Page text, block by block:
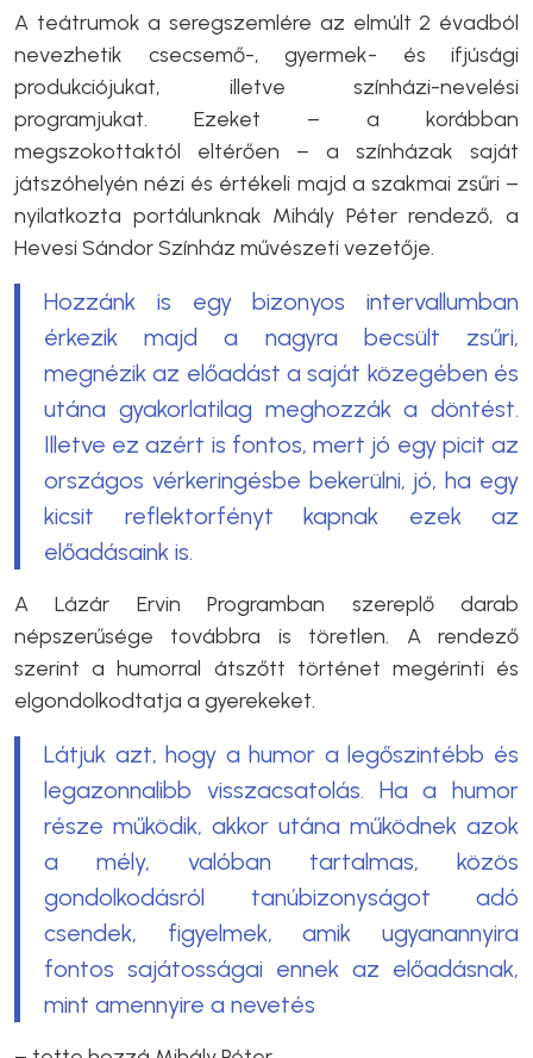
A teátrumok a seregszemlére az elmúlt 2 évadból
nevezhetik csecsemő-, gyermek- és ifjúsági
produkciójukat, illetve színházi-nevelési
programjukat. Ezeket – a korábban
megszokottaktól eltérően – a színházak saját
játszóhelyén nézi és értékeli majd a szakmai zsűri –
nyilatkozta portálunknak Mihály Péter rendező, a
Hevesi Sándor Színház művészeti vezetője.
Hozzánk is egy bizonyos intervallumban
érkezik majd a nagyra becsült zsűri,
megnézik az előadást a saját közegében és
utána gyakorlatilag meghozzák a döntést.
Illetve ez azért is fontos, mert jó egy picit az
országos vérkeringésbe bekerülni, jó, ha egy
kicsit reflektorfényt kapnak ezek az
előadásaink is.
A Lázár Ervin Programban szereplő darab
népszerűsége továbbra is töretlen. A rendező
szerint a humorral átszőtt történet megérinti és
elgondolkodtatja a gyerekeket.
Látjuk azt, hogy a humor a legőszintébb és
legazonnalibb visszacsatolás. Ha a humor
része működik, akkor utána működnek azok
a mély, valóban tartalmas, közös
gondolkodásról tanúbizonyságot adó
csendek, figyelmek, amik ugyanannyira
fontos sajátosságai ennek az előadásnak,
mint amennyire a nevetés